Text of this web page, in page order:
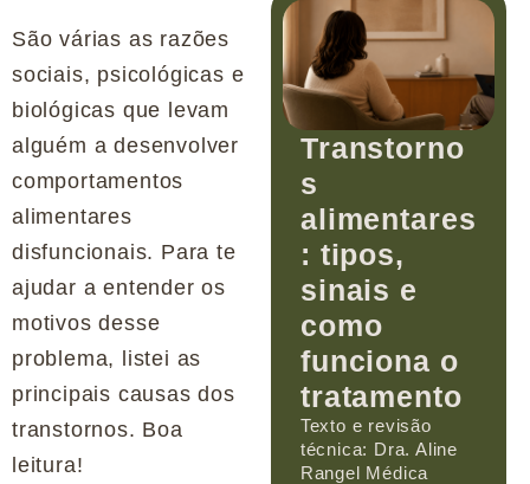
São várias as razões
sociais, psicológicas e
biológicas que levam
alguém a desenvolver
comportamentos
alimentares
disfuncionais. Para te
ajudar a entender os
motivos desse
problema, listei as
principais causas dos
transtornos. Boa
leitura!
Transtorno
s
alimentares
: tipos,
sinais e
como
funciona o
tratamento
Texto e revisão
técnica: Dra. Aline
Rangel Médica